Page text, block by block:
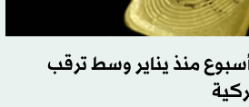
منذ يناير وسط ترقب